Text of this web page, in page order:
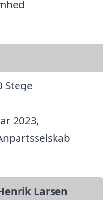
Stege
2023,
Larsen